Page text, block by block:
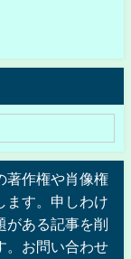
著作権や肖像権
ます。申しわけ
がある記事を削
。お問い合わせ